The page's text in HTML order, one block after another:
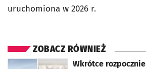
uruchomiona w 2026 r.
ZOBACZ RÓWNIEŻ
Wkrótce
otworzy się w nowej karcie